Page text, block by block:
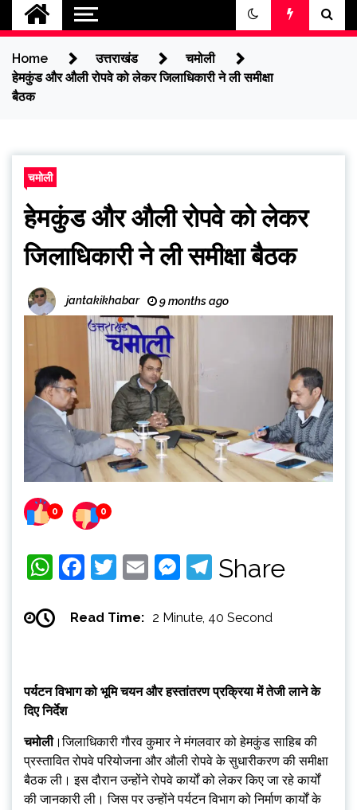
Home उत्तराखंड
चमोली
हेमकुंड और औली रोपवे को लेकर जिलाधिकारी ने ली समीक्षा
बैठक
चमोली
हेमकुंड और औली रोपवे को लेकर
जिलाधिकारी ने ली समीक्षा बैठक
jantakikhabar 9 months ago
0 0
WhatsApp
Facebook
Twitter
EmailMessenger
Telegram
Share
Read Time: 2 Minute, 40 Second
पर्यटन विभाग को भूमि चयन और हस्तांतरण प्रक्रिया में तेजी लाने के
दिए निर्देश
चमोली।जिलाधिकारी गौरव कुमार ने मंगलवार को हेमकुंड साहिब की
प्रस्तावित रोपवे परियोजना और औली रोपवे के सुधारीकरण की समीक्षा
बैठक ली। इस दौरान उन्होंने रोपवे कार्यों को लेकर किए जा रहे कार्यों
की जानकारी ली। जिस पर उन्होंने पर्यटन विभाग को निर्माण कार्यों के